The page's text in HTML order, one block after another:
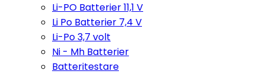
Li-PO Batterier 11,1 V
Li Po Batterier 7,4 V
Li-Po 3,7 volt
Ni - Mh Batterier
Batteritestare